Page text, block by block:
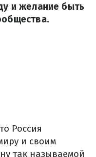
и желание быть
Россия
и своим
так называемой